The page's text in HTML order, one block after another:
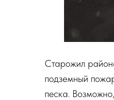
Старожил
подземный
песка.